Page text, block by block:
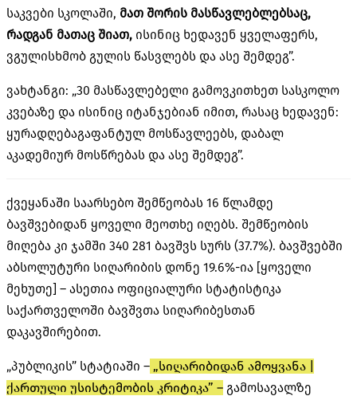
საკვები სკოლაში, მათ შორის მასწავლებლებსაც,
რადგან მათაც შიათ, ისინიც ხედავენ ყველაფერს,
ვგულისხმობ გულის წასვლებს და ასე შემდეგ”.
ვახტანგი: „30 მასწავლებელი გამოვკითხეთ სასკოლო
კვებაზე და ისინიც იტანჯებიან იმით, რასაც ხედავენ:
ყურადღებაგაფანტულ მოსწავლეებს, დაბალ
აკადემიურ მოსწრებას და ასე შემდეგ”.
ქვეყანაში საარსებო შემწეობას 16 წლამდე
ბავშვებიდან ყოველი მეოთხე იღებს. შემწეობის
მიღება კი ჯამში 340 281 ბავშვს სურს (37.7%). ბავშვებში
აბსოლუტური სიღარიბის დონე 19.6%-ია [ყოველი
მეხუთე] – ასეთია ოფიციალური სტატისტიკა
საქართველოში ბავშვთა სიღარიბესთან
დაკავშირებით.
„პუბლიკის” სტატიაში – „სიღარიბიდან ამოყვანა |
ქართული უსისტემობის კრიტიკა” – გამოსავალზე